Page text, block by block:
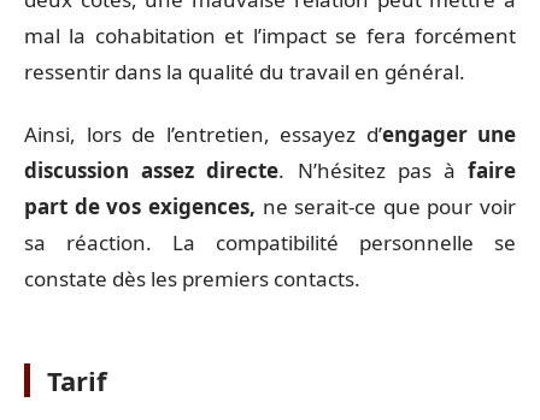
mal la cohabitation et l’impact se fera forcément
ressentir dans la qualité du travail en général.
Ainsi, lors de l’entretien, essayez d’engager une
discussion assez directe. N’hésitez pas àfaire
part de vos exigences, ne serait-ce que pour voir
sa réaction. La compatibilité personnelle se
constate dès les premiers contacts.
Tarif